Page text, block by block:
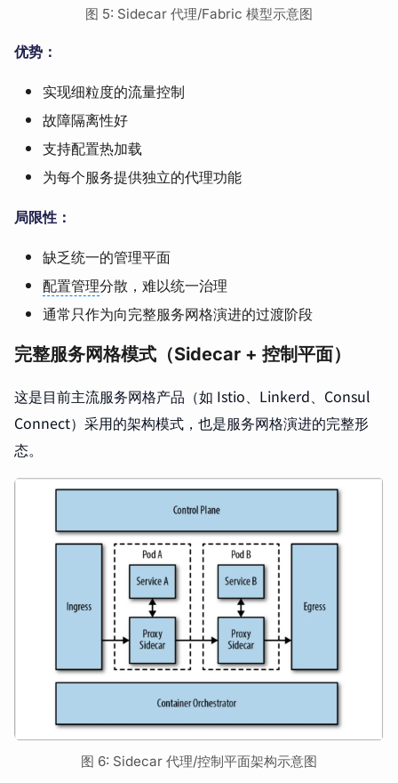
图 5: Sidecar 代理/Fabric 模型示意图
优势：
实现细粒度的流量控制
故障隔离性好
支持配置热加载
为每个服务提供独立的代理功能
局限性：
缺乏统一的管理平面
配置管理分散，难以统一治理
通常只作为向完整服务网格演进的过渡阶段
完整服务网格模式（Sidecar + 控制平面）
这是目前主流服务网格产品（如 Istio、Linkerd、Consul
Connect）采用的架构模式，也是服务网格演进的完整形
态。
图 6: Sidecar 代理/控制平面架构示意图